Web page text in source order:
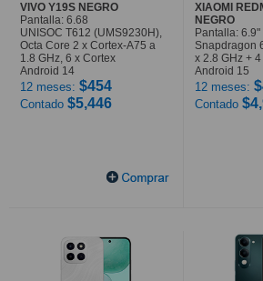
VIVO Y19S NEGRO
Pantalla: 6.68
UNISOC T612 (UMS9230H),
Octa Core 2 x Cortex-A75 a
1.8 GHz, 6 x Cortex
Android 14
12 meses: $454
Contado $5,446
XIAOMI
NEGRO
Pantalla: 6.9"
Snapdragon
x 2.8 GHz +
Android 15
12 meses:
Contado